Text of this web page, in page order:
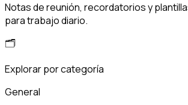
Notas de reunión, recordatorios y
para trabajo diario.
🗂️
Explorar por categoría
General